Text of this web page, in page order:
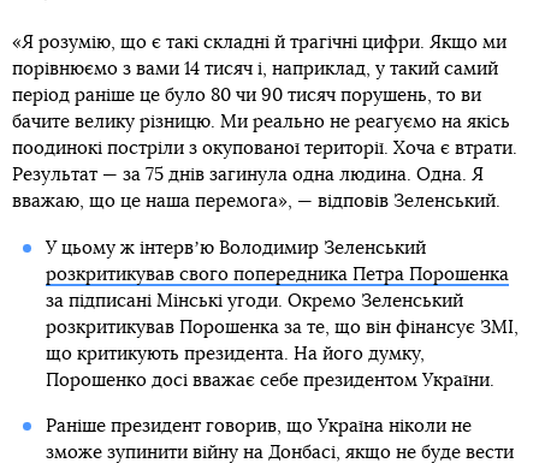
«Я розумію, що є такі складні й трагічні цифри. Якщо ми
порівнюємо з вами 14 тисяч і, наприклад, у такий самий
період раніше це було 80 чи 90 тисяч порушень, то ви
бачите велику різницю. Ми реально не реагуємо на якісь
поодинокі постріли з окупованої території. Хоча є втрати.
Результат — за 75 днів загинула одна людина. Одна. Я
вважаю, що це наша перемога», — відповів Зеленський.
У цьому ж інтервʼю Володимир Зеленський
розкритикував свого попередника Петра Порошенка
за підписані Мінські угоди. Окремо Зеленський
розкритикував Порошенка за те, що він фінансує ЗМІ,
що критикують президента. На його думку,
Порошенко досі вважає себе президентом України.
Раніше президент говорив, що Україна ніколи не
зможе зупинити війну на Донбасі, якщо не буде вести